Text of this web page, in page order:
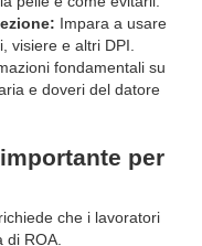
Impara a usare
visiere e altri DPI.
fondamentali su
e doveri del datore
per
che i lavoratori
ROA.